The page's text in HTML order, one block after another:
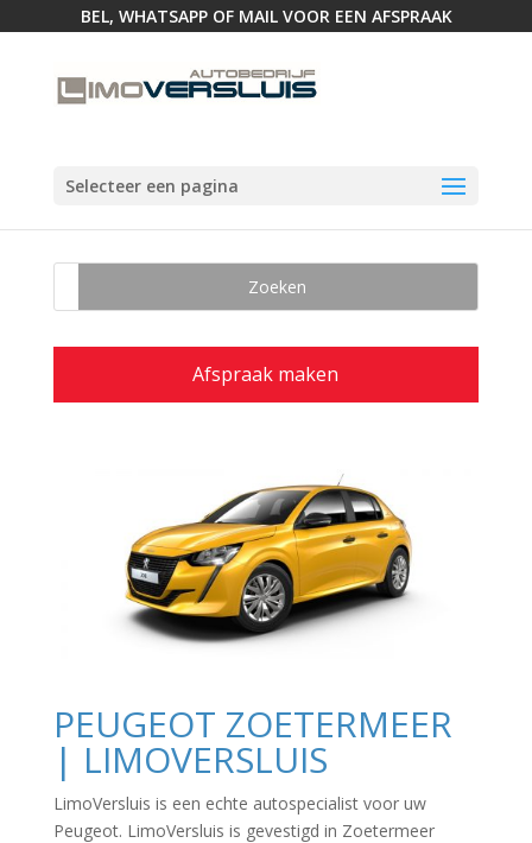
BEL, WHATSAPP OF MAIL VOOR EEN AFSPRAAK
Selecteer een pagina
Afspraak maken
PEUGEOT ZOETERMEER
| LIMOVERSLUIS
LimoVersluis is een echte autospecialist voor uw
Peugeot. LimoVersluis is gevestigd in Zoetermeer